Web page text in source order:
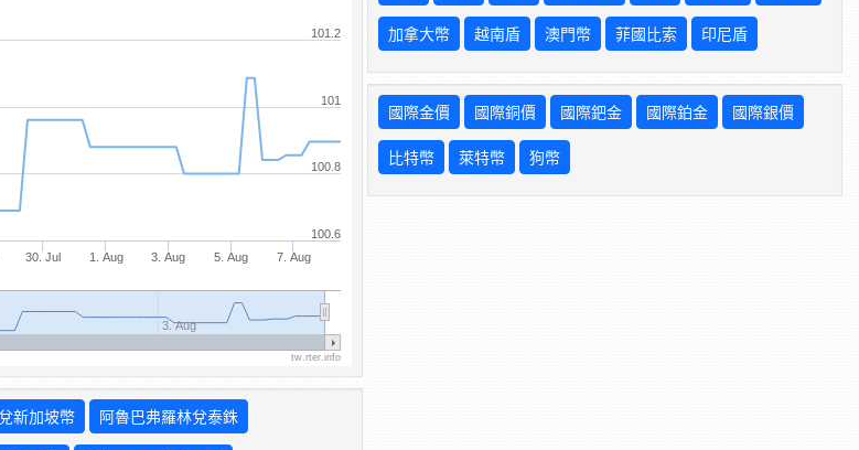
30. Jul 1. Aug 3. Aug 5. Aug 7. Aug
3. Aug
100.6
100.8
101
101.2
tw.rter.info
新加坡幣 阿魯巴弗羅林兌泰銖
加拿大幣 越南盾 澳門幣 菲國比索 印尼盾
國際金價 國際銅價 國際鈀金 國際鉑金 國際銀價
比特幣 萊特幣 狗幣